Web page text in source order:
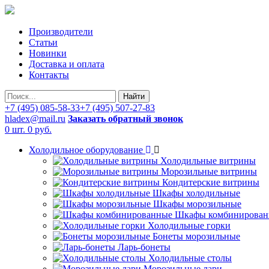
Производители
Статьи
Новинки
Доставка и оплата
Контакты
Найти
+7 (495) 085-58-33+7 (495) 507-27-83
hladex@mail.ru Заказать обратный звонок
0 шт. 0 руб.
Холодильное оборудование
Холодильные витрины
Морозильные витрины
Кондитерские витрины
Шкафы холодильные
Шкафы морозильные
Шкафы
Холодильные горки
Бонеты морозильные
Ларь-бонеты
Холодильные столы